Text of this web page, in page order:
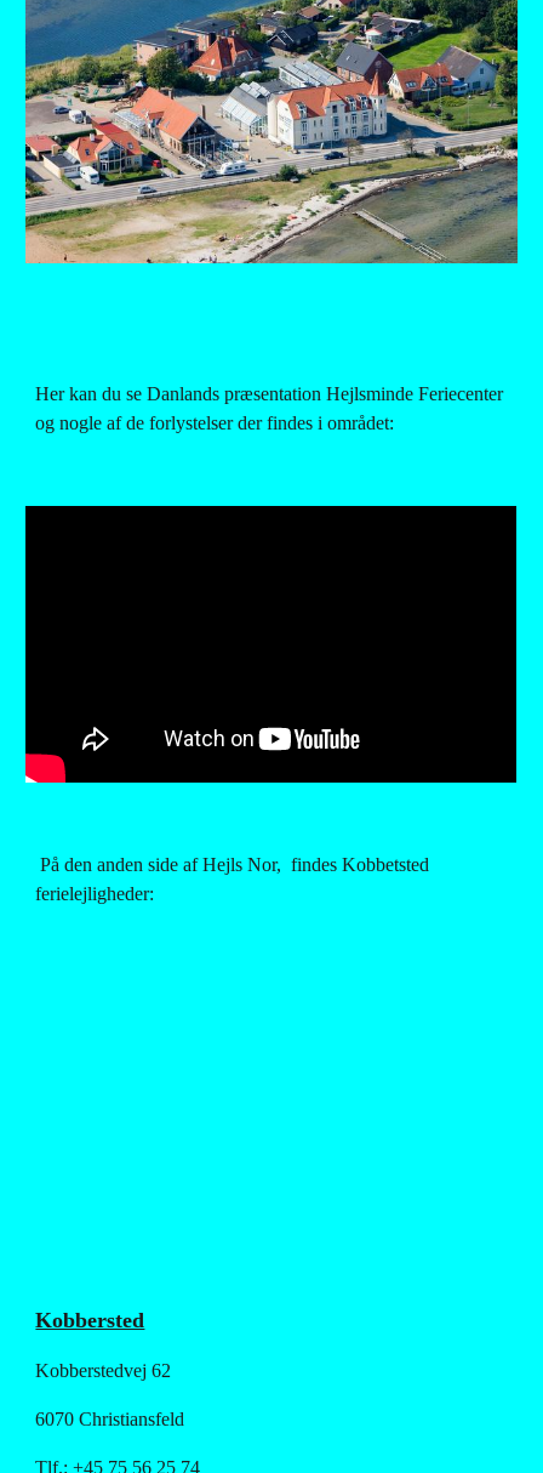
Her kan du se Danlands præsentation Hejlsminde Feriecenter
og nogle af de forlystelser der findes i området:
På den anden side af Hejls Nor,  findes Kobbetsted
ferielejligheder:
Kobbersted
Kobberstedvej 62
6070 Christiansfeld
Tlf.: +45 75 56 25 74